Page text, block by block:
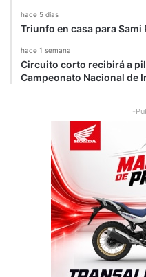
hace 5 días
Triunfo en casa para Sami
hace 1 semana
Circuito corto recibirá a
Campeonato Nacional de
-